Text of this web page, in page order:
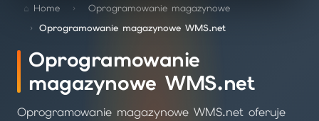
Home
Oprogramowanie magazynowe
Oprogramowanie magazynowe WMS.net
Oprogramowanie
magazynowe WMS.net
Oprogramowanie magazynowe WMS.net oferuje